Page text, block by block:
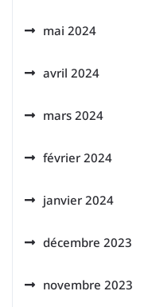
mai 2024
avril 2024
mars 2024
février 2024
janvier 2024
décembre 2023
novembre 2023